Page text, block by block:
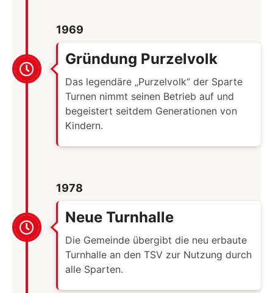
1969
Gründung Purzelvolk
Das legendäre „Purzelvolk“ der Sparte
Turnen nimmt seinen Betrieb auf und
begeistert seitdem Generationen von
Kindern.
1978
Neue Turnhalle
Die Gemeinde übergibt die neu erbaute
Turnhalle an den TSV zur Nutzung durch
alle Sparten.